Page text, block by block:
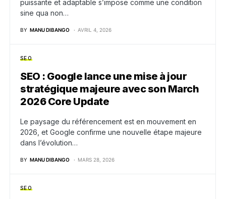
puissante et adaptable s’impose comme une condition
sine qua non…
BY MANU DIBANGO AVRIL 4, 2026
SEO
SEO : Google lance une mise à jour
stratégique majeure avec son March
2026 Core Update
Le paysage du référencement est en mouvement en
2026, et Google confirme une nouvelle étape majeure
dans l’évolution…
BY MANU DIBANGO MARS 28, 2026
SEO